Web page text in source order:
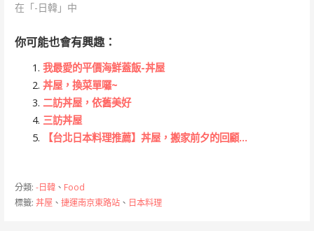
在「-日韓」中
你可能也會有興趣：
我最愛的平價海鮮蓋飯-丼屋
丼屋，換菜單囉~
二訪丼屋，依舊美好
三訪丼屋
【台北日本料理推薦】丼屋，搬家前夕的回顧…
分類: -日韓、 Food
標籤: 丼屋、 捷運南京東路站、 日本料理